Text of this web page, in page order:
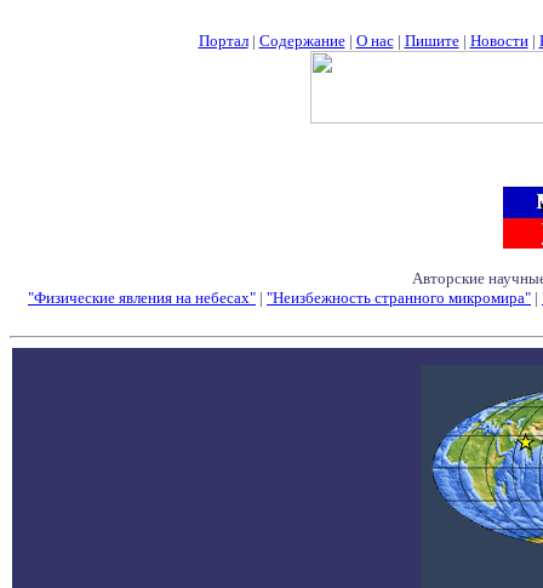
Портал| Содержание| О нас| Пишите| Новости|
Авторские
"Физические явления на небесах" | "Неизбежность странного микромира" |